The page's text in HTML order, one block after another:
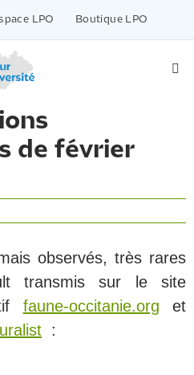
LPO Boutique LPO
de février
observés, très rares
transmis sur le site
faune-occitanie.org et
: